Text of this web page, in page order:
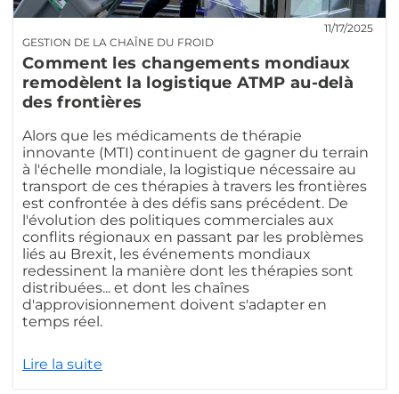
GESTION DE LA CHAÎNE DU FROID
11/17/2025
Comment les changements mondiaux
remodèlent la logistique ATMP au-delà
des frontières
Alors que les médicaments de thérapie
innovante (MTI) continuent de gagner du terrain
à l'échelle mondiale, la logistique nécessaire au
transport de ces thérapies à travers les frontières
est confrontée à des défis sans précédent. De
l'évolution des politiques commerciales aux
conflits régionaux en passant par les problèmes
liés au Brexit, les événements mondiaux
redessinent la manière dont les thérapies sont
distribuées... et dont les chaînes
d'approvisionnement doivent s'adapter en
temps réel.
Lire la suite